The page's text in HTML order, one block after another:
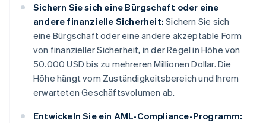
Sichern Sie sich eine Bürgschaft oder eine
andere finanzielle Sicherheit: Sichern Sie sich
eine Bürgschaft oder eine andere akzeptable Form
von finanzieller Sicherheit, in der Regel in Höhe von
50.000 USD bis zu mehreren Millionen Dollar. Die
Höhe hängt vom Zuständigkeitsbereich und Ihrem
erwarteten Geschäftsvolumen ab.
Entwickeln Sie ein AML-Compliance-Programm: